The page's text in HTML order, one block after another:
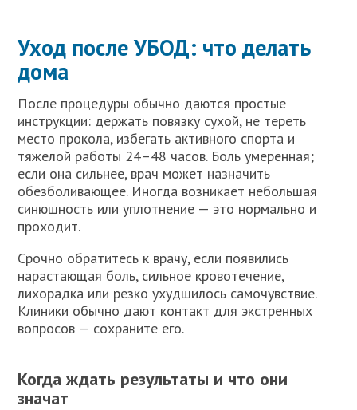
Уход после УБОД: что делать
дома
После процедуры обычно даются простые
инструкции: держать повязку сухой, не тереть
место прокола, избегать активного спорта и
тяжелой работы 24–48 часов. Боль умеренная;
если она сильнее, врач может назначить
обезболивающее. Иногда возникает небольшая
синюшность или уплотнение — это нормально и
проходит.
Срочно обратитесь к врачу, если появились
нарастающая боль, сильное кровотечение,
лихорадка или резко ухудшилось самочувствие.
Клиники обычно дают контакт для экстренных
вопросов — сохраните его.
Когда ждать результаты и что они
значат